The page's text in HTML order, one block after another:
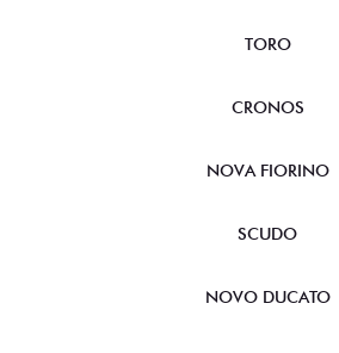
TORO
CRONOS
NOVA FIORINO
SCUDO
NOVO DUCATO